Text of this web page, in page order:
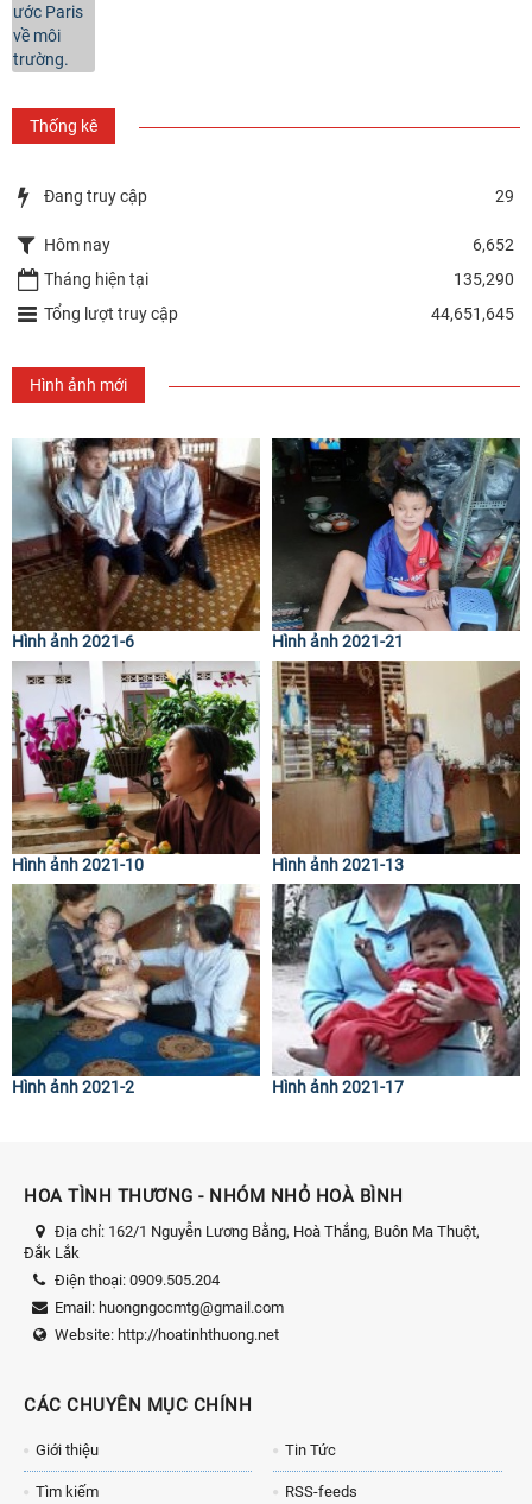
Thống kê
Đang truy cập 29
Hôm nay
6,652
Tháng hiện tại
135,290
Tổng lượt truy cập
44,651,645
Hình ảnh mới
Hình ảnh 2021-6 Hình ảnh 2021-21
Hình ảnh 2021-10 Hình ảnh 2021-13
Hình ảnh 2021-2 Hình ảnh 2021-17
HOA TÌNH THƯƠNG - NHÓM NHỎ HOÀ BÌNH
Địa chỉ: 162/1 Nguyễn Lương Bằng, Hoà Thắng, Buôn Ma Thuột,
Đắk Lắk
Điện thoại: 0909.505.204
Email: huongngocmtg@gmail.com
Website: http://hoatinhthuong.net
CÁC CHUYÊN MỤC CHÍNH
Giới thiệu Tin Tức
Tìm kiếm RSS-feeds